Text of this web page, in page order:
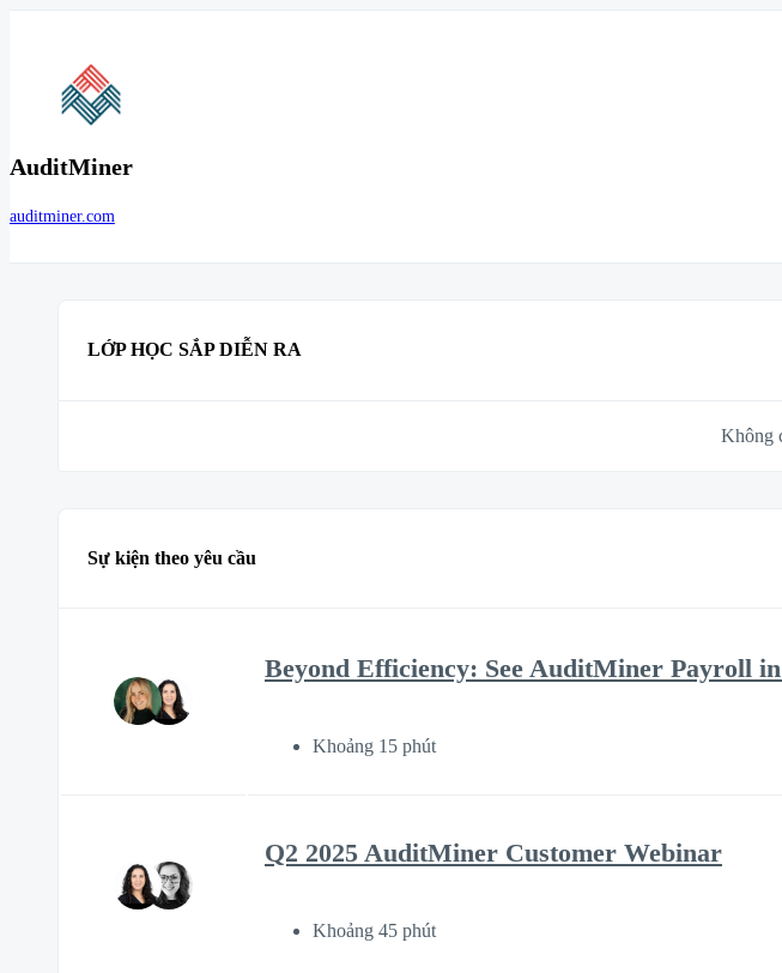
AuditMiner
auditminer.com
LỚP HỌC SẮP DIỄN RA
Không
Sự kiện theo yêu cầu
Beyond Efficiency: See AuditMiner Payroll
Khoảng 15 phút
Q2 2025 AuditMiner Customer Webinar
Khoảng 45 phút